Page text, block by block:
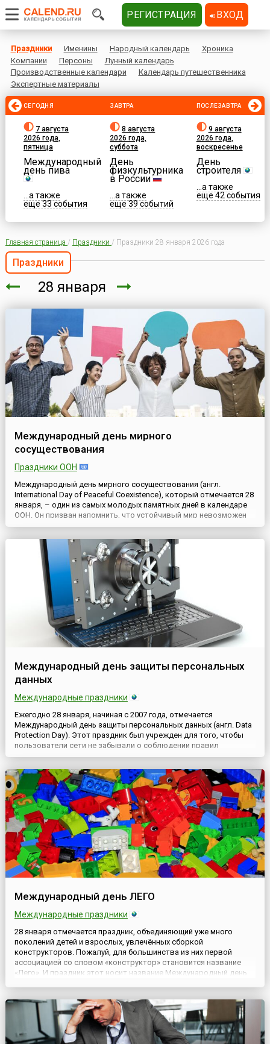
Праздники Именины Народный календарь
Хроника
Компании
Персоны
Лунный календарь
Производственные календари
Календарь путешественника
Экспертные материалы
СЕГОДНЯ
7 августа
2026 года,
пятница
Международный
день пива
...а также
еще 33 события
ЗАВТРА
8 августа
2026 года,
суббота
День
физкультурника
в России
...а также
еще 39 событий
ПОСЛЕЗАВТРА
9 августа
2026 года,
воскресенье
День
строителя
...а также
еще 42 события
Главная страница / Праздники / Праздники 28 января 2026 года
Праздники
28 января
Международный день мирного
сосуществования
Праздники ООН
Международный день мирного сосуществования (англ.
International Day of Peaceful Coexistence), который отмечается 28
января, – один из самых молодых памятных дней в календаре
ООН. Он призван напомнить, что устойчивый мир невозможен
без уважения, диалога и умения жить рядом с теми, кто
взглядам.Идея праздника получила официальное признание 4
Международный день защиты персональных
данных
Международные праздники
Ежегодно 28 января, начиная с 2007 года, отмечается
Международный день защиты персональных данных (англ. Data
Protection Day). Этот праздник был учрежден для того, чтобы
пользователи сети не забывали о соблюдении правил
поведения в интернете, которые помогают обезопасить их
праздник называется «Днем конфиденциальности» (англ. Data
Privacy ...
Международный день ЛЕГО
Международные праздники
28 января отмечается праздник, объединяющий уже много
поколений детей и взрослых, увлечённых сборкой
конструкторов. Пожалуй, для большинства из них первой
ассоциацией со словом «конструктор» становится название
«Лего». И праздник этот носит название Международный день
1932 году, пол...
РЕГИСТРАЦИЯ ВХОД